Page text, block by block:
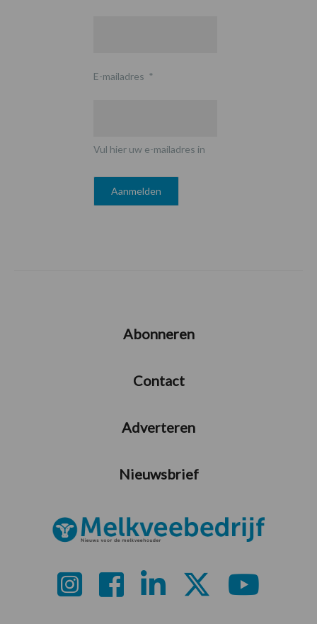
E-mailadres *
Vul hier uw e-mailadres in
Abonneren
Contact
Adverteren
Nieuwsbrief